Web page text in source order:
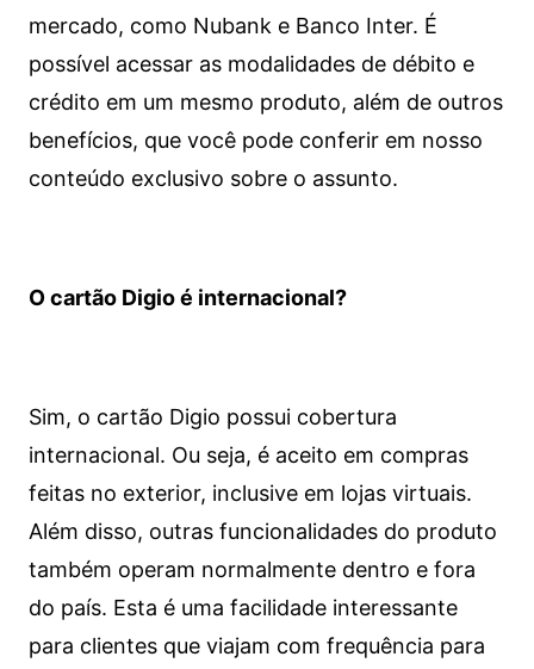
mercado, como Nubank e Banco Inter. É
possível acessar as modalidades de débito e
crédito em um mesmo produto, além de outros
benefícios, que você pode conferir em nosso
conteúdo exclusivo sobre o assunto.
O cartão Digio é internacional?
Sim, o cartão Digio possui cobertura
internacional. Ou seja, é aceito em compras
feitas no exterior, inclusive em lojas virtuais.
Além disso, outras funcionalidades do produto
também operam normalmente dentro e fora
do país. Esta é uma facilidade interessante
para clientes que viajam com frequência para